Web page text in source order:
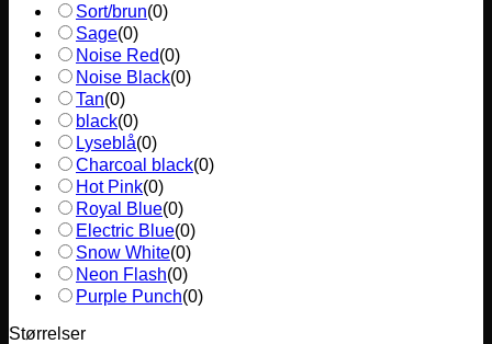
Sort/brun(0)
Sage(0)
Noise Red(0)
Noise Black(0)
Tan(0)
black(0)
Lyseblå(0)
Charcoal black(0)
Hot Pink(0)
Royal Blue(0)
Electric Blue(0)
Snow White(0)
Neon Flash(0)
Purple Punch(0)
Størrelser